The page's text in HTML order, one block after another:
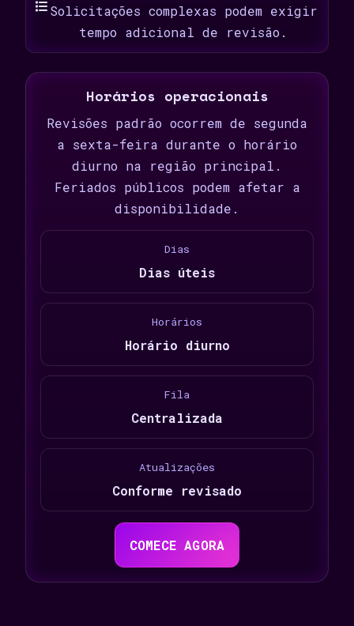
Solicitações complexas podem exigir
tempo adicional de revisão.
Horários operacionais
Revisões padrão ocorrem de segunda
a sexta-feira durante o horário
diurno na região principal.
Feriados públicos podem afetar a
disponibilidade.
Dias
Dias úteis
Horários
Horário diurno
Fila
Centralizada
Atualizações
Conforme revisado
COMECE AGORA